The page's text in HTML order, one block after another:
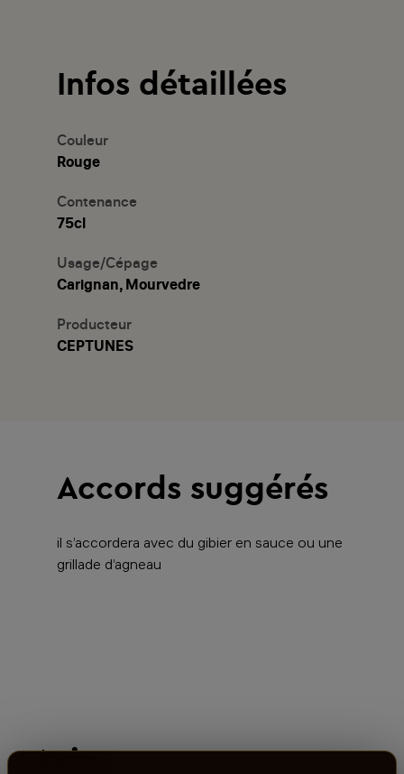
Infos détaillées
Couleur
Rouge
Contenance
75cl
Usage/Cépage
Carignan, Mourvedre
Producteur
CEPTUNES
Accords suggérés
il s’accordera avec du gibier en sauce ou une
grillade d’agneau
Avis